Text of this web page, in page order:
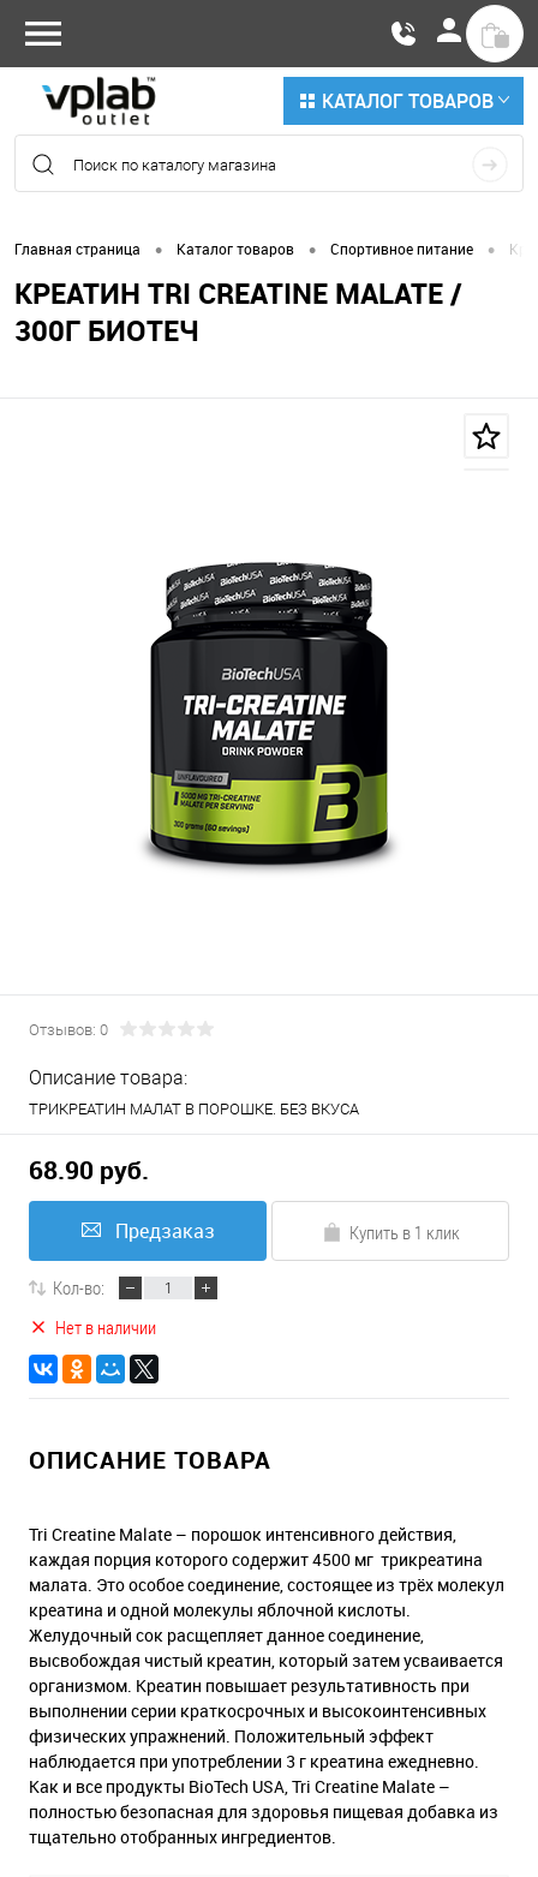
КАТАЛОГ ТОВАРОВ
Главная страница • Каталог товаров • Спортивное питание •
КРЕАТИН TRI CREATINE MALATE /
300Г БИОТЕЧ
Отзывов: 0
Описание товара:
ТРИКРЕАТИН МАЛАТ В ПОРОШКЕ. БЕЗ ВКУСА
68.90 руб.
Предзаказ Купить в 1 клик
Кол-во:
Нет в наличии
ОПИСАНИЕ ТОВАРА
Tri Creatine Malate – порошок интенсивного действия,
каждая порция которого содержит 4500 мг трикреатина
малата. Это особое соединение, состоящее из трёх молекул
креатина и одной молекулы яблочной кислоты.
Желудочный сок расщепляет данное соединение,
высвобождая чистый креатин, который затем усваивается
организмом. Креатин повышает результативность при
выполнении серии краткосрочных и высокоинтенсивных
физических упражнений. Положительный эффект
наблюдается при употреблении 3 г креатина ежедневно.
Как и все продукты BioTech USA, Tri Creatine Malate –
полностью безопасная для здоровья пищевая добавка из
тщательно отобранных ингредиентов.